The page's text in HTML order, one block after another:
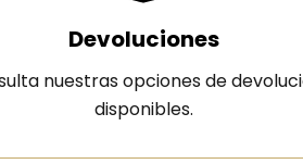
Devoluciones
nuestras opciones de
disponibles.